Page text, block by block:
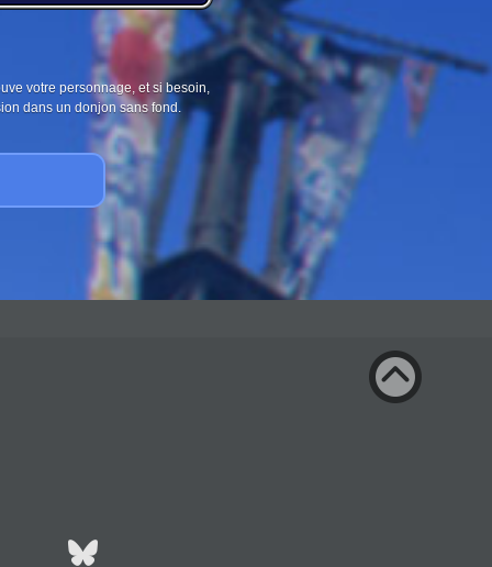
votre personnage, et si besoin,
dans un donjon sans fond.